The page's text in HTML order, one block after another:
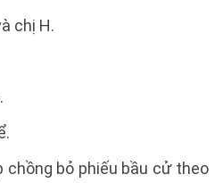
chị H.
chồng bỏ phiếu bầu cử theo